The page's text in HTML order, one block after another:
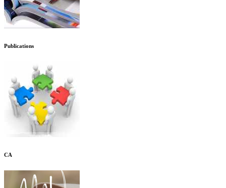
Publications
CA